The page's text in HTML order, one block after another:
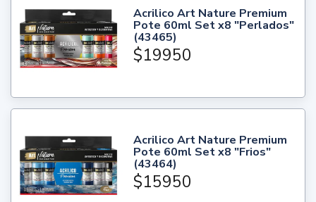
Acrilico Art Nature Premium
Pote 60ml Set x8 "Perlados"
(43465)
$19950
Acrilico Art Nature Premium
Pote 60ml Set x8 "Frios"
(43464)
$15950